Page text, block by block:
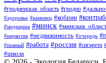
#гродненская_область #гродно
#здоровье #каменец #кобрин
#медицина #минск
#наркотик #недвижимость #очередь
#пьяный #работа #россия #сигарета
#школа